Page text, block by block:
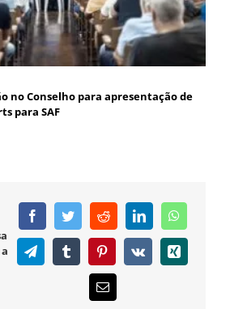
no Conselho para apresentação de
para SAF
FacebookTwitterRedditLinkedIn
TelegramTumblr PinterestVk Xing
E-
mail